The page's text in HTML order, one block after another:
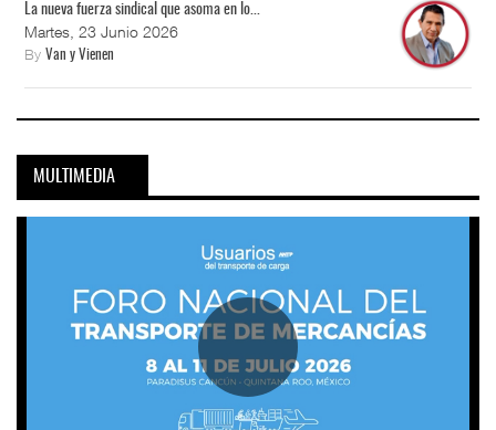
La nueva fuerza sindical que asoma en lo...
Martes, 23 Junio 2026
By Van y Vienen
MULTIMEDIA